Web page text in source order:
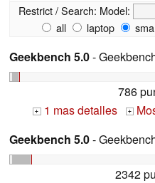
Restrict / Search: Model:
all
laptop
Geekbench 5.0-
786
+ 1 mas detalles +
Geekbench 5.0-
2342